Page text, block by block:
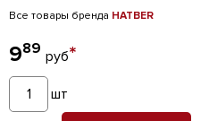
Все товары бренда HATBER
989 руб*
шт